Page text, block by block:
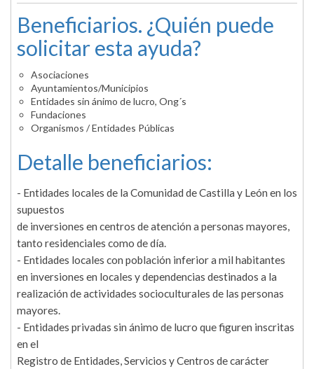
Beneficiarios. ¿Quién puede
solicitar esta ayuda?
Asociaciones
Ayuntamientos/Municipios
Entidades sin ánimo de lucro, Ong´s
Fundaciones
Organismos / Entidades Públicas
Detalle beneficiarios:
- Entidades locales de la Comunidad de Castilla y León en los
supuestos
de inversiones en centros de atención a personas mayores,
tanto residenciales como de día.
- Entidades locales con población inferior a mil habitantes
en inversiones en locales y dependencias destinados a la
realización de actividades socioculturales de las personas
mayores.
- Entidades privadas sin ánimo de lucro que figuren inscritas
en el
Registro de Entidades, Servicios y Centros de carácter